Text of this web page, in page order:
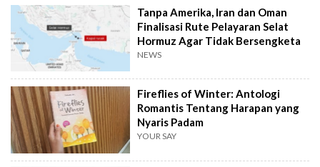
Tanpa Amerika, Iran dan Oman
Finalisasi Rute Pelayaran Selat
Hormuz Agar Tidak Bersengketa
NEWS
Fireflies of Winter: Antologi
Romantis Tentang Harapan yang
Nyaris Padam
YOUR SAY